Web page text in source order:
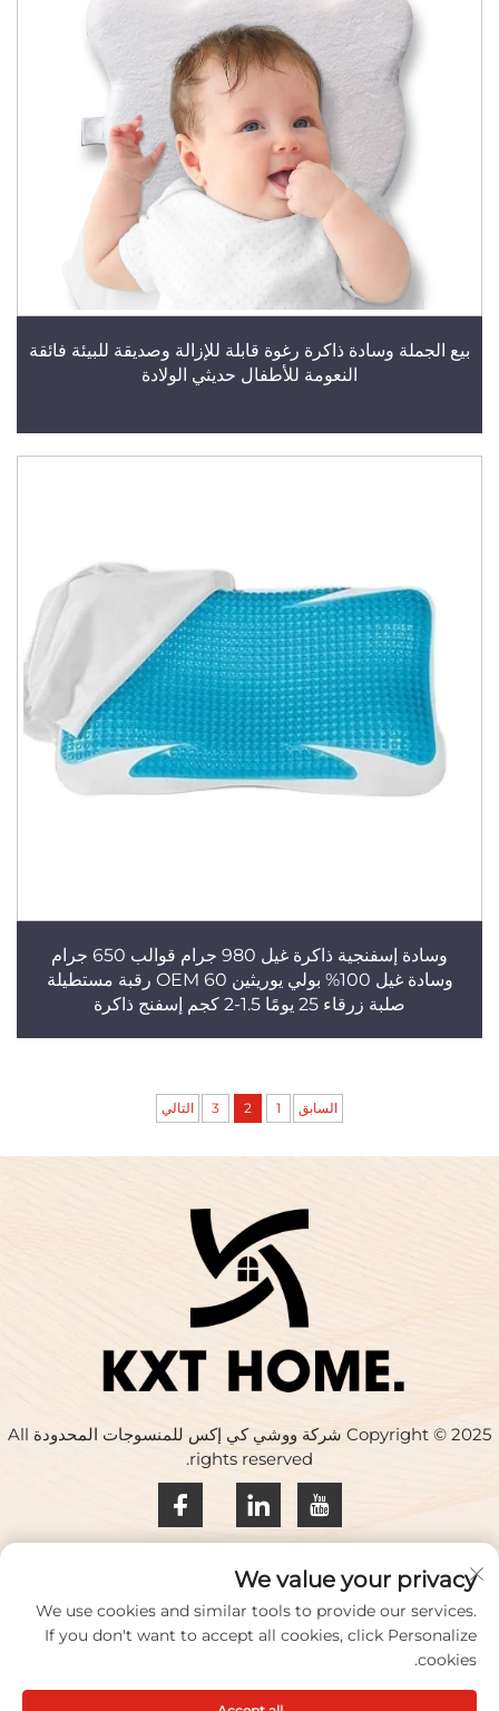
بيع الجملة وسادة ذاكرة رغوة قابلة للإزالة وصديقة للبيئة فائقة
النعومة للأطفال حديثي الولادة
وسادة إسفنجية ذاكرة غيل 980 جرام قوالب 650 جرام
وسادة غيل 100% بولي يوريثين OEM 60 رقبة مستطيلة
صلبة زرقاء 25 يومًا 1.5-2 كجم إسفنج ذاكرة
السابق 1
2
3 التالي
Copyright © 2025 شركة ووشي كي إكس للمنسوجات المحدودة All
rights reserved.
سياسة الخصوصية
اتصل بنا
مدينة ووشي، مقاطعة جيانغسو، الصين
We value your privacy
We use cookies and similar tools to provide our services.
If you don't want to accept all cookies, click Personalize
cookies.